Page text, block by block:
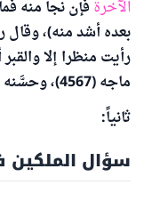
الآخرة فإن نجا منه
بعده أشد منه)، وقال
ماجه (4567)، وحسَّنه الألباني في "صحيح الجامع" (1684).
ثانياً:
سؤال الملكين